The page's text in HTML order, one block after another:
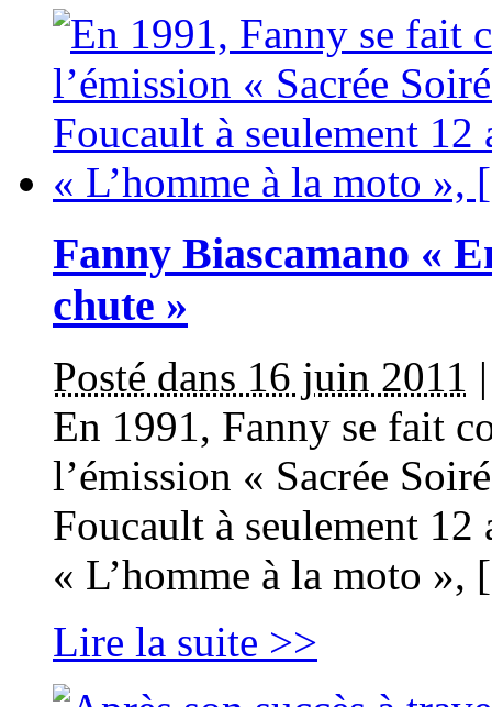
Fanny Biascamano «
chute »
Posté dans 16 juin 2011
En 1991, Fanny se fait
l’émission « Sacrée
Foucault à seulement
« L’homme à la moto
Lire la suite >>